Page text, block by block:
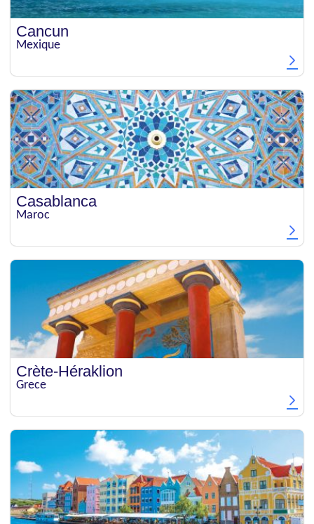
Cancun
Mexique
Casablanca
Maroc
Crète-Héraklion
Grece